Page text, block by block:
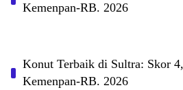
Kemenpan-RB. 2026
Konut Terbaik di Sultra: Skor
Kemenpan-RB. 2026